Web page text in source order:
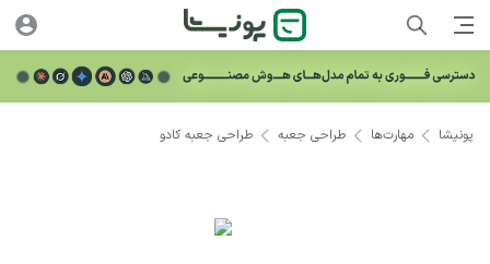
پونیشا مهارت‌ها طراحی جعبه طراحی جعبه کادو